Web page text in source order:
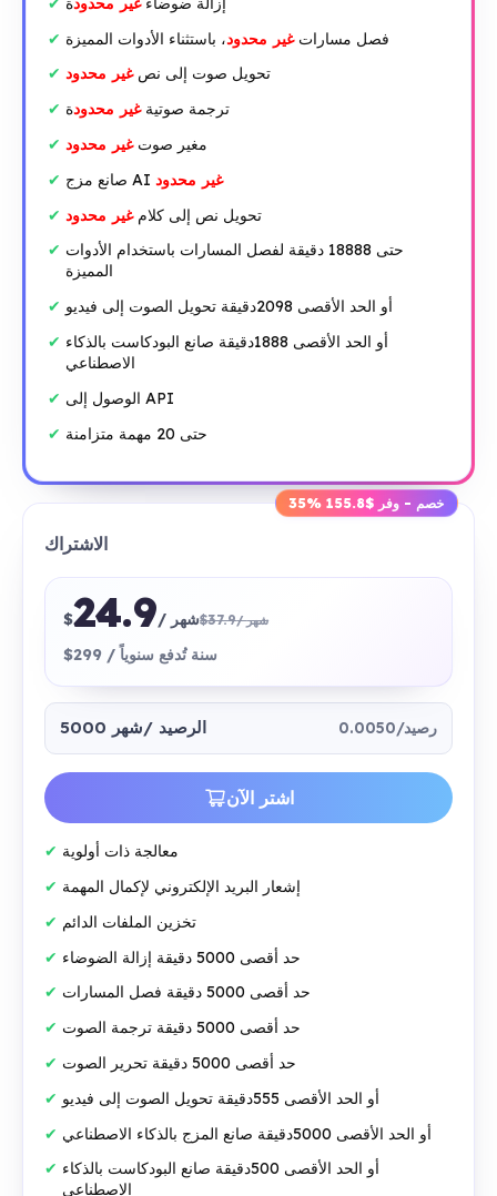
فصل مساراتغير محدود، باستثناء الأدوات المميزة
تحويل صوت إلى نصغير محدود
ترجمة صوتيةغير محدودة
مغير صوتغير محدود
صانع مزج AIغير محدود
تحويل نص إلى كلامغير محدود
حتى 18888 دقيقة لفصل المسارات باستخدام الأدوات
المميزة
أو الحد الأقصى 2098دقيقة تحويل الصوت إلى فيديو
أو الحد الأقصى 1888دقيقة صانع البودكاست بالذكاء
الاصطناعي
الوصول إلى API
حتى 20 مهمة متزامنة
35% خصم - وفر $155.8
الاشتراك
$24.9 / شهر$37.9 / شهر
$299 / سنة تُدفع سنوياً
5000 الرصيد/شهر 0.0050/رصيد
اشتر الآن
معالجة ذات أولوية
إشعار البريد الإلكتروني لإكمال المهمة
تخزين الملفات الدائم
حد أقصى 5000 دقيقة إزالة الضوضاء
حد أقصى 5000 دقيقة فصل المسارات
حد أقصى 5000 دقيقة ترجمة الصوت
حد أقصى 5000 دقيقة تحرير الصوت
أو الحد الأقصى 555دقيقة تحويل الصوت إلى فيديو
أو الحد الأقصى 5000دقيقة صانع المزج بالذكاء الاصطناعي
أو الحد الأقصى 500دقيقة صانع البودكاست بالذكاء
الاصطناعي